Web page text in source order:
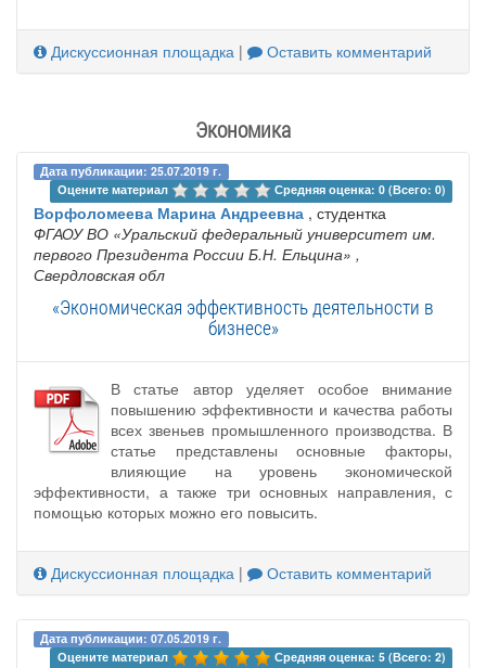
Дискуссионная площадка | Оставить комментарий
Экономика
Дата публикации: 25.07.2019 г.
Оцените материал
Средняя оценка: 0 (Всего: 0)
Ворфоломеева Марина Андреевна , студентка
ФГАОУ ВО «Уральский федеральный университет им.
первого Президента России Б.Н. Ельцина» ,
Свердловская обл
«Экономическая эффективность деятельности в
бизнесе»
В статье автор уделяет особое внимание
повышению эффективности и качества работы
всех звеньев промышленного производства. В
статье представлены основные факторы,
влияющие на уровень экономической
эффективности, а также три основных направления, с
помощью которых можно его повысить.
Дискуссионная площадка | Оставить комментарий
Дата публикации: 07.05.2019 г.
Оцените материал
Средняя оценка: 5 (Всего: 2)